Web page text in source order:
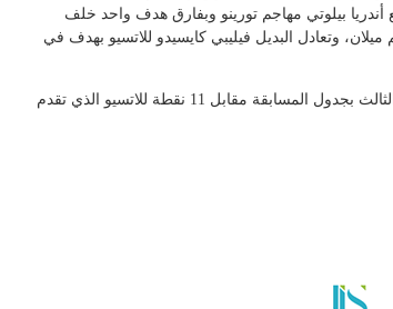
أندريا بيلوتي مهاجم تورينو وبفارق هدف واحد خلف
وتعادل البديل فيليبي كايسيدو للاتسيو بهدف في
ورفع يوفنتوس رصيده إلى 13 نقطة في المركز الثالث بجدول المسابقة مقابل 11 نقطة للاتسيو الذي تقدم